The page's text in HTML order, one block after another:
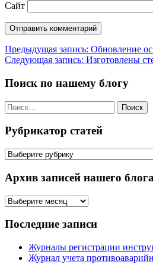
Сайт
Навигация
по
записям
Предыдущая запись: Обновление
Следующая запись: Изготовлены
Поиск по нашему блогу
Найти:
Рубрикатор статей
Рубрикатор
Архив записей нашего блога
Архив
нашего
Последние записи
Журналы регистрации
Журнал учета